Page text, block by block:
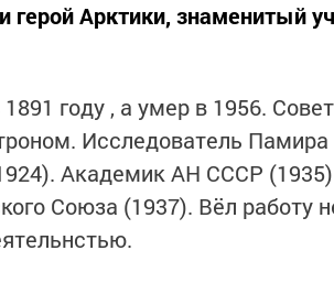
герой Арктики, знаменитый
году , а умер в 1956.
Исследователь
Академик АН СССР (1935)
Союза (1937). Вёл работу